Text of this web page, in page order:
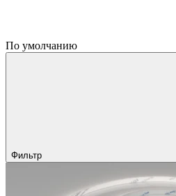
По умолчанию
Фильтр